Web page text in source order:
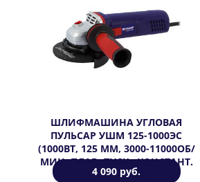
ШЛИФМАШИНА УГЛОВАЯ
ПУЛЬСАР УШМ 125-1000ЭC
(1000ВТ, 125 ММ, 3000-11000ОБ/
МИН, ПЛАВ. ПУСК., КОНСТАНТ.
ЭЛЕКТР., 2,25КГ)
4 090 руб.